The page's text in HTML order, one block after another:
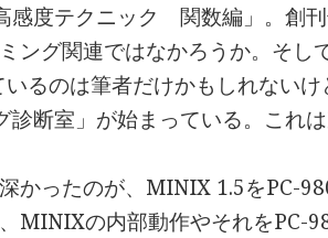
感度テクニック 関数編」。創
ング関連ではなかろうか。そし
るのは筆者だけかもしれないけ
診断室」が始まっている。これ
かったのが、MINIX 1.5をPC-
MINIXの内部動作やそれをPC-